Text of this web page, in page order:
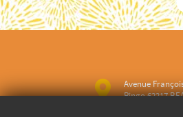
Avenue
Ringo 62217